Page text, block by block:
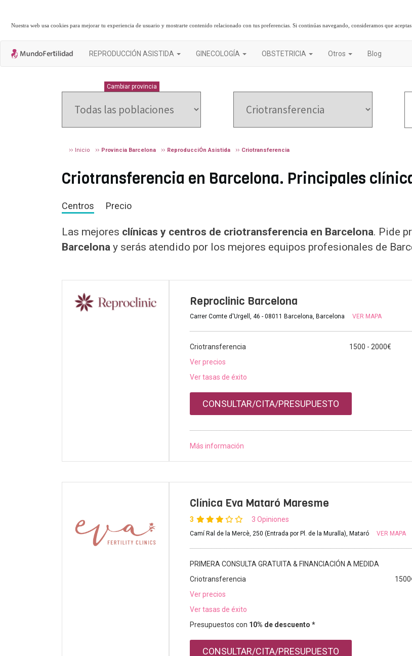
Nuestra web usa cookies para mejorar tu experiencia de usuario y mostrarte contenido relacionado con tus preferencias. Si continúas navegando, consideramos que
REPRODUCCIÓN ASISTIDA GINECOLOGÍA OBSTETRICIA Otros Blog
Cambiar provincia
Inicio Provincia Barcelona ReproducciÓn Asistida Criotransferencia
Criotransferencia en Barcelona. Principales
Centros Precio
Las mejores clínicas y centros de criotransferencia en Barcelona. Pide
Barcelona y serás atendido por los mejores equipos profesionales de
Reproclinic Barcelona
Carrer Comte d'Urgell, 46 - 08011 Barcelona, Barcelona VER MAPA
Criotransferencia
1500 - 2000€
Ver precios
Ver tasas de éxito
CONSULTAR/CITA/PRESUPUESTO
Más información
Clínica Eva Mataró Maresme
3 3 Opiniones
Camí Ral de la Mercè, 250 (Entrada por Pl. de la Muralla), Mataró VER MAPA
PRIMERA CONSULTA GRATUITA & FINANCIACIÓN A MEDIDA
Criotransferencia
Ver precios
Ver tasas de éxito
Presupuestos con 10% de descuento *
CONSULTAR/CITA/PRESUPUESTO